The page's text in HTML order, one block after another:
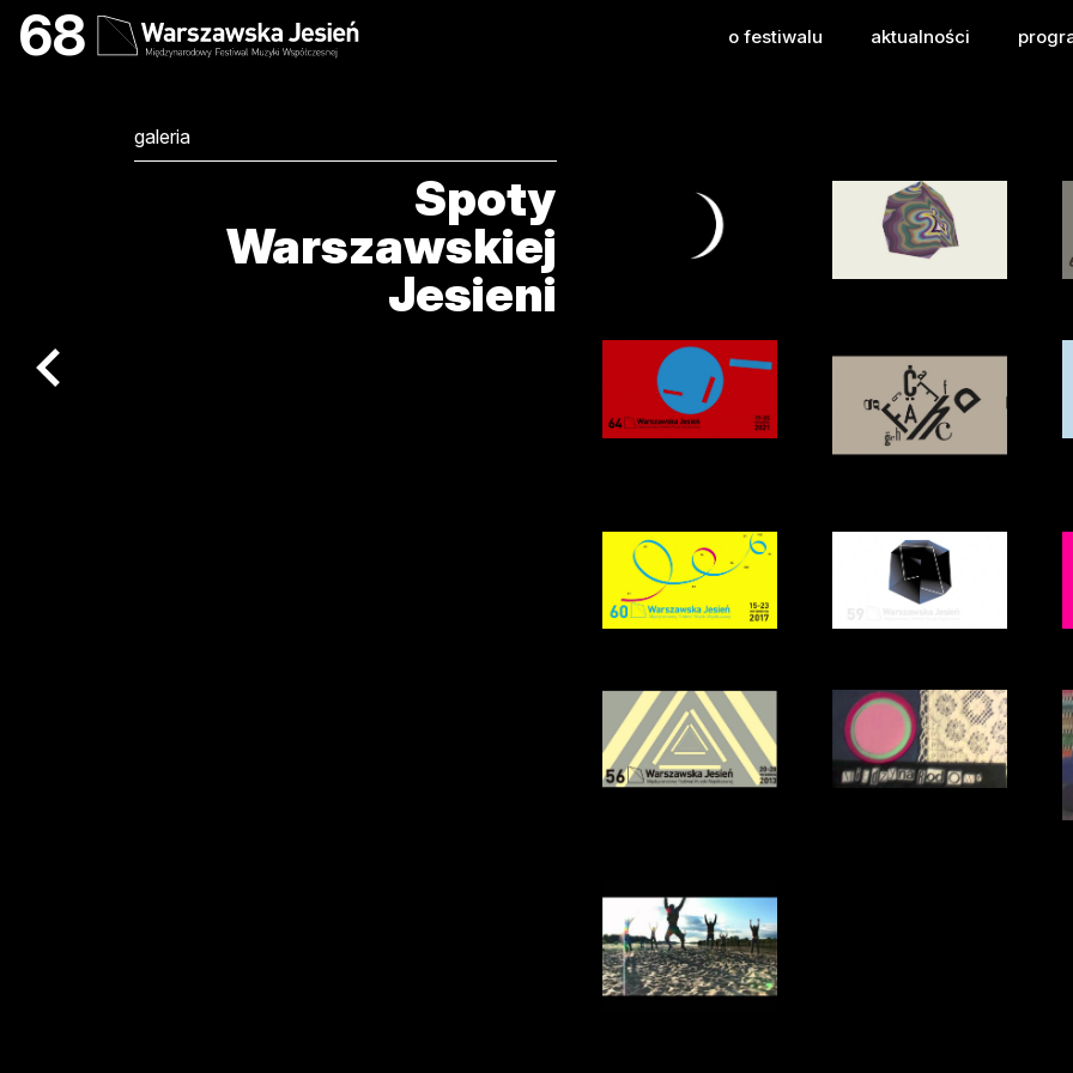
Spoty Warszawskiej Jesieni
68 o festiwalu aktualności
galeria
Spoty
Warszawskiej
Jesieni